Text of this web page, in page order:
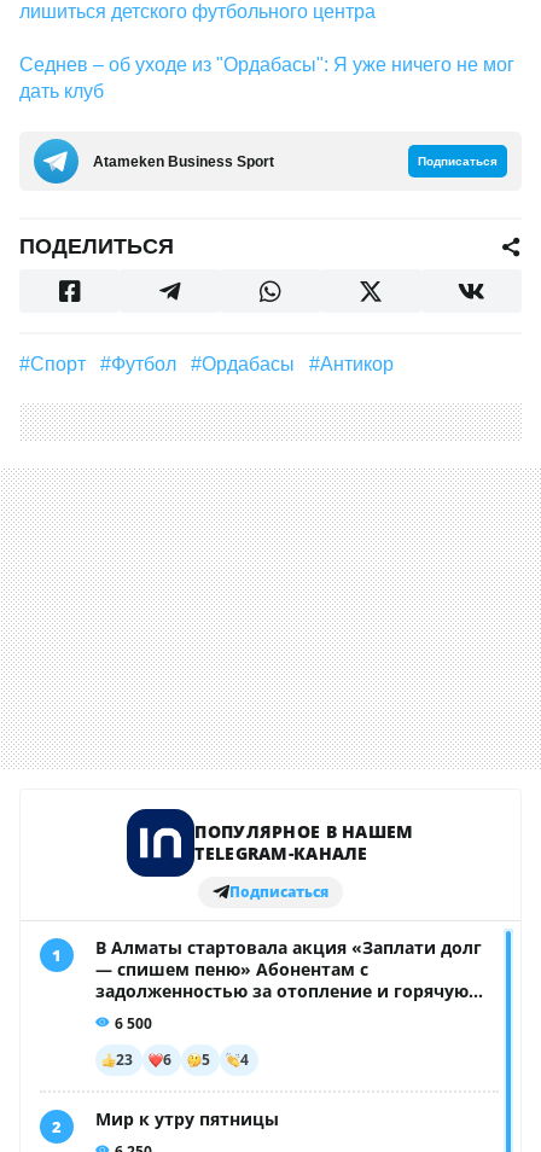
лишиться детского футбольного центра
Седнев – об уходе из "Ордабасы": Я уже ничего не мог
дать клуб
Аtameken Business Sport Подписаться
ПОДЕЛИТЬСЯ
#Спорт #футбол #Ордабасы #Антикор